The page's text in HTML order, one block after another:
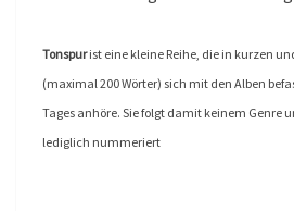
Tonspurist eine kleine Reihe, die in kurzen
(maximal 200 Wörter) sich mit den Alben
Tages anhöre. Sie folgt damit keinem Genre
lediglich nummeriert